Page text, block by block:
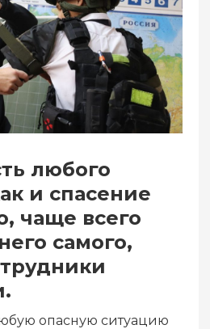
любого
и спасение
чаще всего
самого,
опасную ситуацию